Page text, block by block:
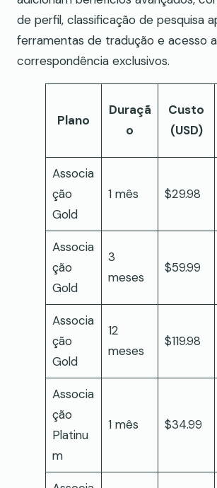
de perfil, classificação de pesquisa
ferramentas de tradução e acesso
correspondência exclusivos.
Plano
Duraçã
o
Custo
(USD)
Associa
ção
Gold
1 mês $29.98
Associa
ção
Gold
3
meses
$59.99
Associa
ção
Gold
12
meses
$119.98
Associa
ção
Platinu
m
1 mês $34.99